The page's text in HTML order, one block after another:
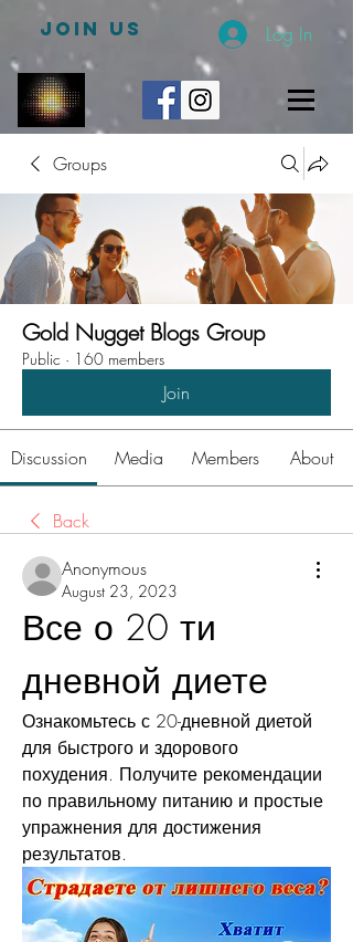
JOIN US Log In
Groups
Gold Nugget Blogs Group
Public · 160 members
Join
Discussion Media Members About
Back
Anonymous
August 23, 2023
Все о 20 ти
дневной диете
Ознакомьтесь с 20-дневной диетой
для быстрого и здорового
похудения. Получите рекомендации
по правильному питанию и простые
упражнения для достижения
результатов.